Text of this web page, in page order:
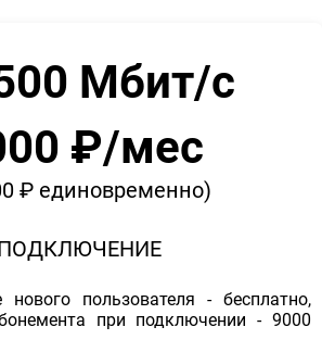
Мбит/с
₽/мес
₽ единовременно)
нового пользователя - бесплатно,
при подключении - 9000